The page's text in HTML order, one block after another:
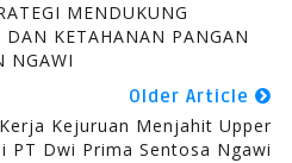
MENDUKUNG
KETAHANAN PANGAN
NGAWI
Older Article
Kejuruan Menjahit Upper
PT Dwi Prima Sentosa Ngawi